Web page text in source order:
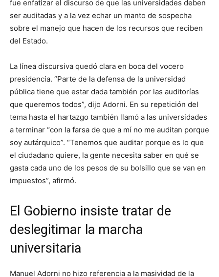
fue enfatizar el discurso de que las universidades deben
ser auditadas y a la vez echar un manto de sospecha
sobre el manejo que hacen de los recursos que reciben
del Estado.
La línea discursiva quedó clara en boca del vocero
presidencia. “Parte de la defensa de la universidad
pública tiene que estar dada también por las auditorías
que queremos todos”, dijo Adorni. En su repetición del
tema hasta el hartazgo también llamó a las universidades
a terminar “con la farsa de que a mí no me auditan porque
soy autárquico”. “Tenemos que auditar porque es lo que
el ciudadano quiere, la gente necesita saber en qué se
gasta cada uno de los pesos de su bolsillo que se van en
impuestos”, afirmó.
El Gobierno insiste tratar de
deslegitimar la marcha
universitaria
Manuel Adorni no hizo referencia a la masividad de la